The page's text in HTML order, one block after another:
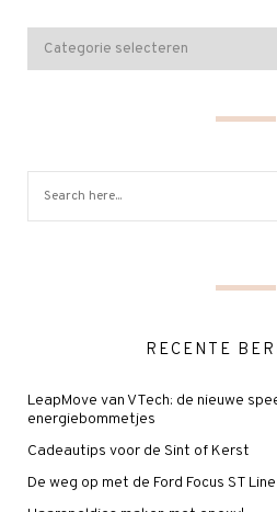
RECENTE
LeapMove van VTech: de nieuwe
energiebommetjes
Cadeautips voor de Sint of Kerst
De weg op met de Ford Focus ST